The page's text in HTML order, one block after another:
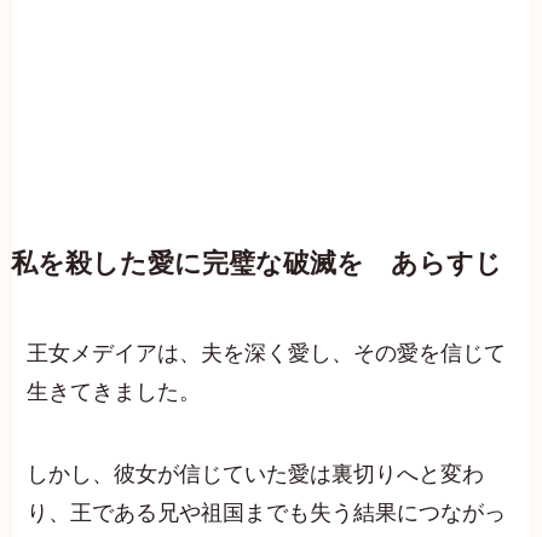
私を殺した愛に完璧な破滅を あらすじ
王女メデイアは、夫を深く愛し、その愛を信じて
生きてきました。
しかし、彼女が信じていた愛は裏切りへと変わ
り、王である兄や祖国までも失う結果につながっ